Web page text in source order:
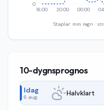
16:00 20:00 00:00
0
Staplar: mm regn ·
10-dygnsprognos
Idag
6 aug. Halvklart